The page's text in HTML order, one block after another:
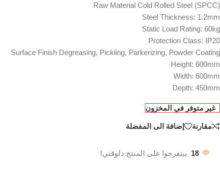
Raw Material Cold Rolled Steel ‎(‎SPCC‎)‎
Steel Thickness‎:‎ 1.2mm
Static Load Rating‎:‎ 60kg
Protection Class‎:‎ IP20
Surface Finish Degreasing‎,‎ Pickling‎,‎ Parkerizing‎,‎ Powder Coating
Height‎:‎ 600mm
Width‎:‎ 600mm
Depth‎:‎ 450mm
غير متوفر في المخزون
مقارنة إضافة الى المفضلة
18 بيتفرجوا على المنتج دلوقتي!